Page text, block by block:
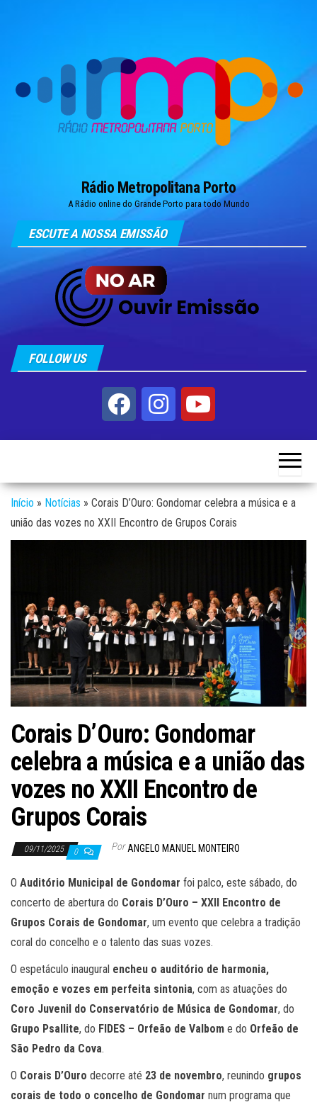
Rádio Metropolitana Porto
A Rádio online do Grande Porto para todo Mundo
ESCUTE A NOSSA EMISSÃO
FOLLOW US
Início » Notícias » Corais D’Ouro: Gondomar celebra a música e a
união das vozes no XXII Encontro de Grupos Corais
Corais D’Ouro: Gondomar
celebra a música e a união das
vozes no XXII Encontro de
Grupos Corais
09/11/2025 0 Por ANGELO MANUEL MONTEIRO
O Auditório Municipal de Gondomar foi palco, este sábado, do
concerto de abertura do Corais D’Ouro – XXII Encontro de
Grupos Corais de Gondomar, um evento que celebra a tradição
coral do concelho e o talento das suas vozes.
O espetáculo inaugural encheu o auditório de harmonia,
emoção e vozes em perfeita sintonia, com as atuações do
Coro Juvenil do Conservatório de Música de Gondomar, do
Grupo Psallite, do FIDES – Orfeão de Valbom e do Orfeão de
São Pedro da Cova.
O Corais D’Ouro decorre até 23 de novembro, reunindo grupos
corais de todo o concelho de Gondomar num programa que